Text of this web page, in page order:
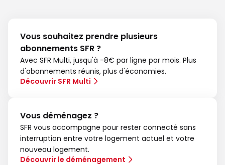
Vous souhaitez prendre plusieurs
abonnements SFR ?
Avec SFR Multi, jusqu'à -8€ par ligne par mois. Plus
d'abonnements réunis, plus d'économies.
Découvrir SFR Multi
Vous déménagez ?
SFR vous accompagne pour rester connecté sans
interruption entre votre logement actuel et votre
nouveau logement.
Découvrir le déménagement